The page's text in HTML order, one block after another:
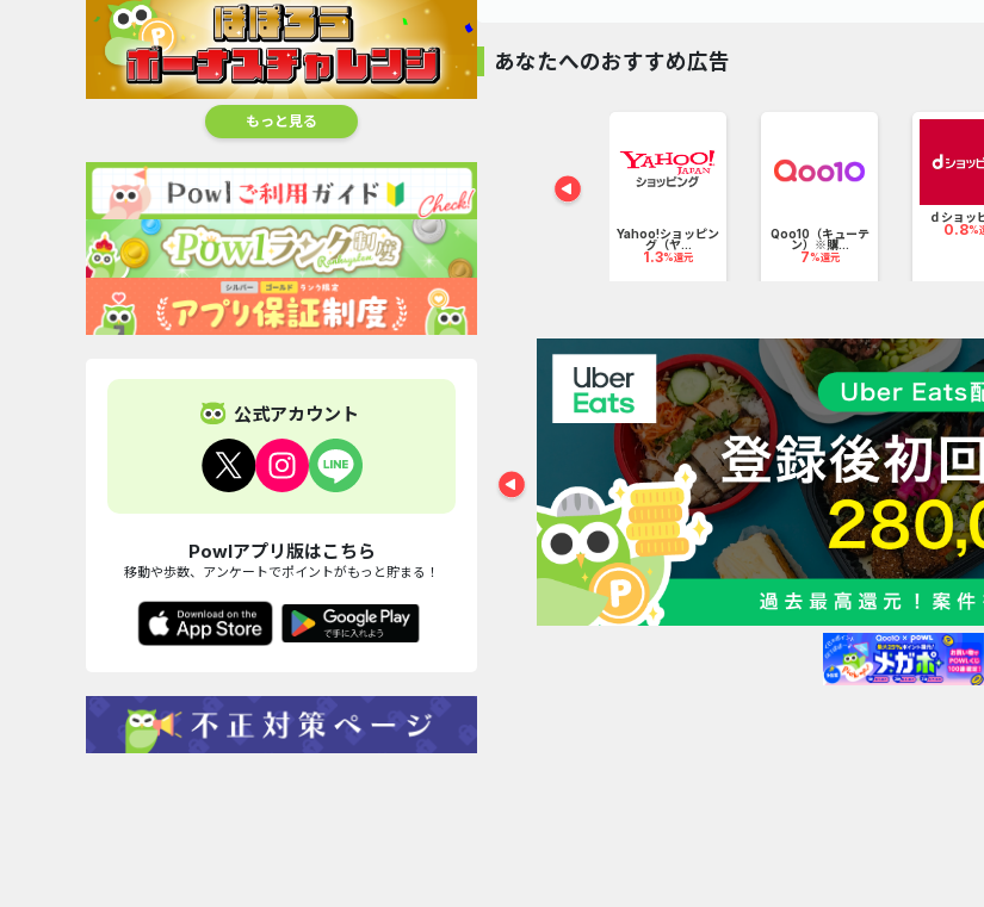
もっと見る
公式アカウント
Powlアプリ版はこちら
移動や歩数、アンケートでポイントがもっと貯まる！
スナイデルやジェラピケなどを手掛けるマッシュグループのた
あなたへのおすすめ広告
DHCオンラインシ アニメイトオンラ
インシ...
1.6%還元
Rakuten
Fashion(楽天フ...
4.5%還元
オススメ
MORECONTACT（モ
Yahoo!ショッピン
グ（ヤ...
1.3%還元
Qoo10（キューテ
ン）※購...
7%還元
ｄショッ
0.8%